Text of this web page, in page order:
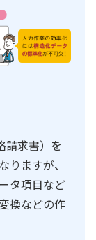
請求書）を
りますが、
タ項目など
換などの作